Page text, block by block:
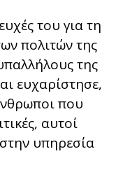
του για τη
πολιτών της
της
ευχαρίστησε,
που
αυτοί
υπηρεσία